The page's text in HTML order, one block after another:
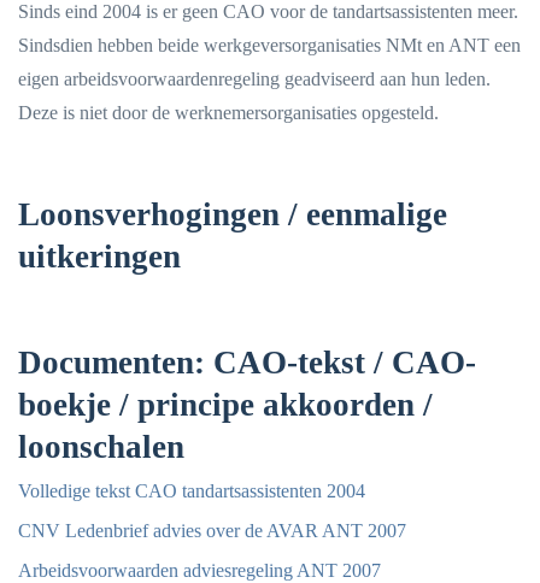
Sinds eind 2004 is er geen CAO voor de tandartsassistenten meer.
Sindsdien hebben beide werkgeversorganisaties NMt en ANT een
eigen arbeidsvoorwaardenregeling geadviseerd aan hun leden.
Deze is niet door de werknemersorganisaties opgesteld.
Loonsverhogingen / eenmalige
uitkeringen
Documenten: CAO-tekst / CAO-
boekje / principe akkoorden /
loonschalen
Volledige tekst CAO tandartsassistenten 2004
CNV Ledenbrief advies over de AVAR ANT 2007
Arbeidsvoorwaarden adviesregeling ANT 2007